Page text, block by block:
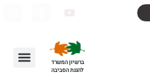
ברשיון המשרד
להגנת הסביבה